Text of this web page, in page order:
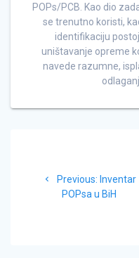
POPs/PCB. Kao dio
se trenutno koristi,
identifikaciju
uništavanje opreme
navede razumne,
članaka
Previous: Previous
post:
Inventar
POPsa u BiH